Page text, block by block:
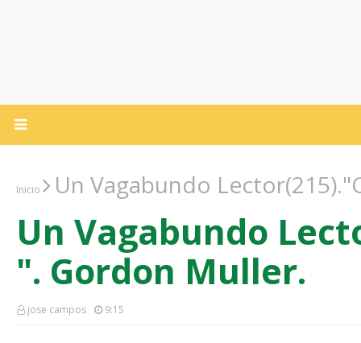
Inicio Un Vagabundo
Un Vagabundo
". Gordon Muller.
jose campos 9:15